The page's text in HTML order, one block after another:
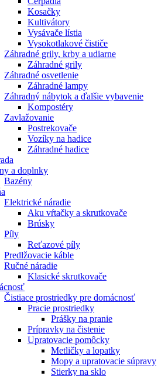
Kosačky
Kultivátory
Vysávače lístia
Vysokotlakové čističe
Záhradné grily, krby a udiarne
Záhradné grily
Záhradné osvetlenie
Záhradné lampy
Záhradný nábytok a ďalšie vybavenie
Kompostéry
Zavlažovanie
Postrekovače
Vozíky na hadice
Záhradné hadice
a doplnky
Bazény
Elektrické náradie
Aku vŕtačky a skrutkovače
Brúsky
Píly
Reťazové píly
Predlžovacie káble
Ručné náradie
Klasické skrutkovače
Čistiace prostriedky pre domácnosť
Pracie prostriedky
Prášky na pranie
Prípravky na čistenie
Upratovacie pomôcky
Metličky a lopatky
Mopy a upratovacie súpravy
Stierky na sklo